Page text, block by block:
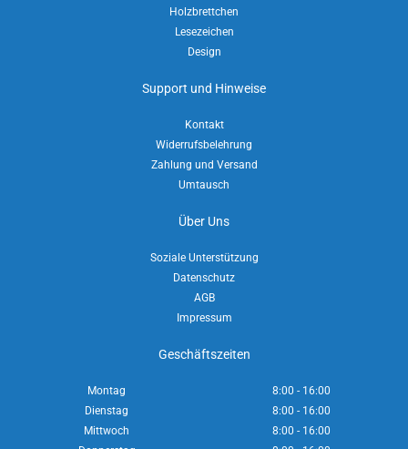
Holzbrettchen
Lesezeichen
Design
Support und Hinweise
Kontakt
Widerrufsbelehrung
Zahlung und Versand
Umtausch
Über Uns
Soziale Unterstützung
Datenschutz
AGB
Impressum
Geschäftszeiten
Montag
8:00 - 16:00
Dienstag
8:00 - 16:00
Mittwoch
8:00 - 16:00